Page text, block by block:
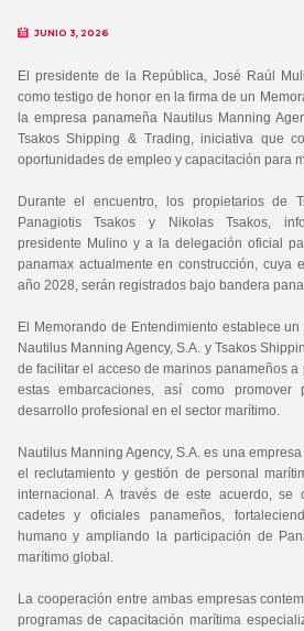
JUNIO 3, 2026
El presidente de la República, José Raúl
como testigo de honor en la firma de un
la empresa panameña Nautilus Manning
Tsakos Shipping & Trading, iniciativa que
oportunidades de empleo y capacitación para
Durante el encuentro, los propietarios de
Panagiotis Tsakos y Nikolas Tsakos,
presidente Mulino y a la delegación oficial
panamax actualmente en construcción, cuya
año 2028, serán registrados bajo bandera
El Memorando de Entendimiento establece
Nautilus Manning Agency, S.A. y Tsakos
de facilitar el acceso de marinos panameños
estas embarcaciones, así como promover
desarrollo profesional en el sector marítimo.
Nautilus Manning Agency, S.A. es una
el reclutamiento y gestión de personal
internacional. A través de este acuerdo, se
cadetes y oficiales panameños,
humano y ampliando la participación de
marítimo global.
La cooperación entre ambas empresas
programas de capacitación marítima